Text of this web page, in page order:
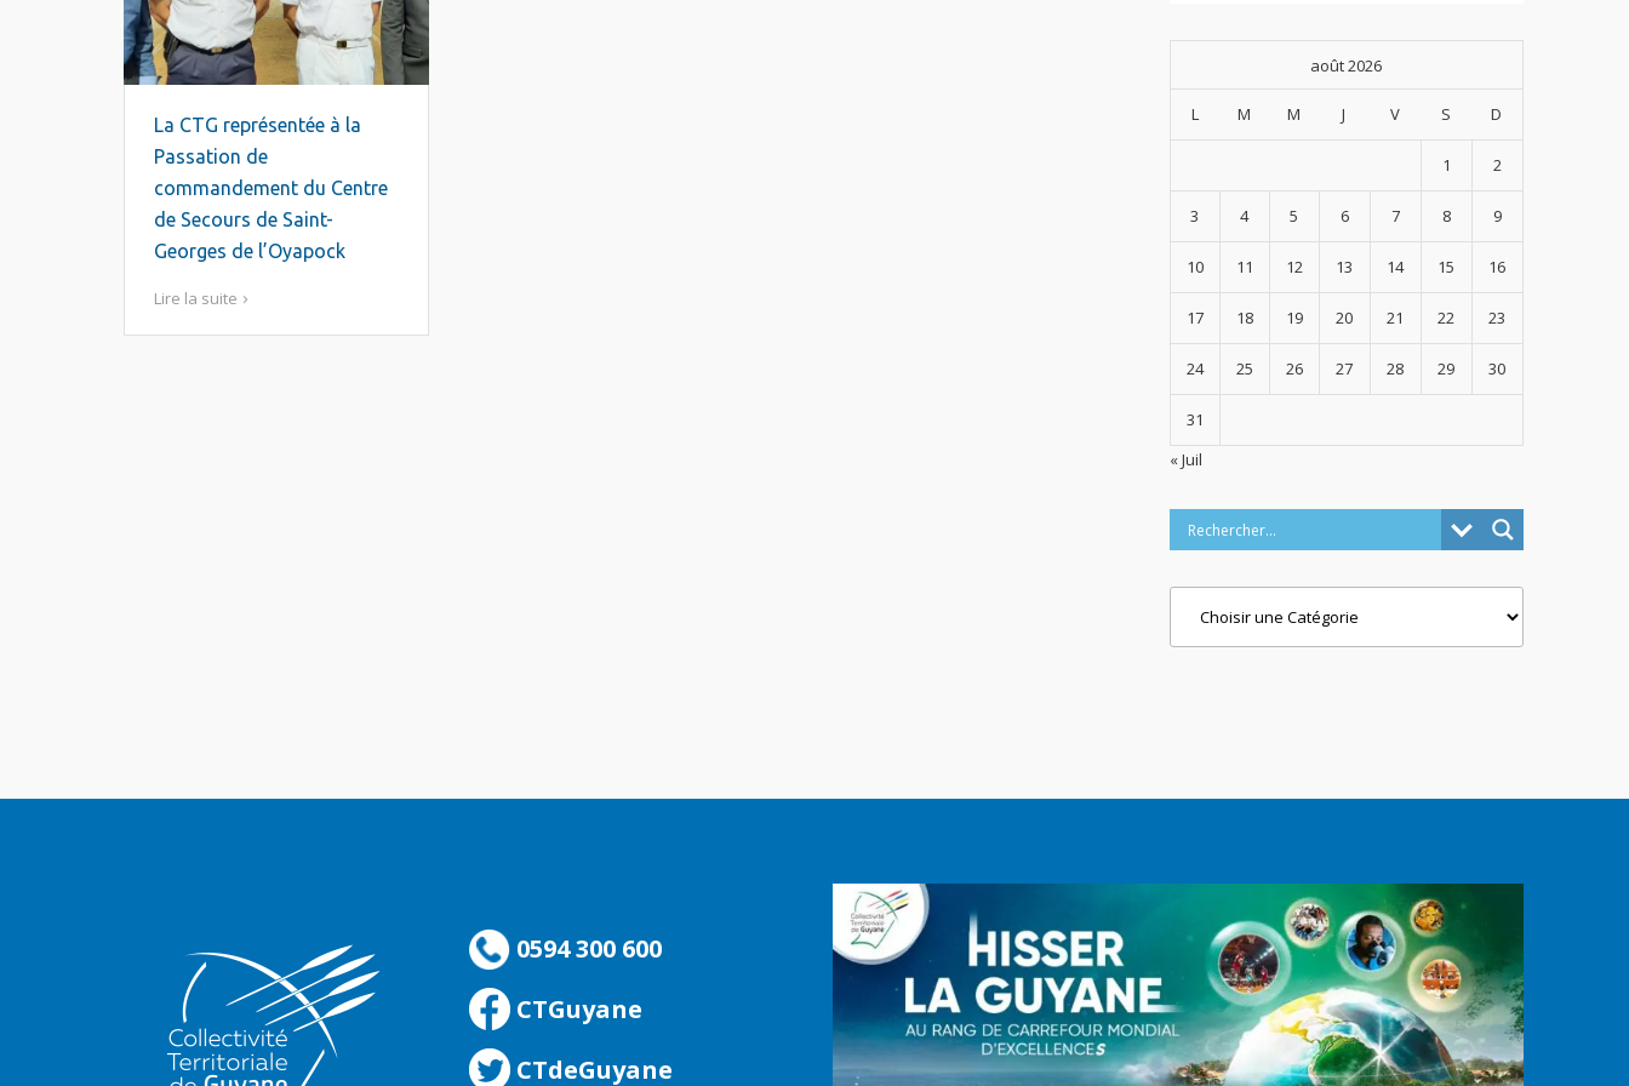
La CTG représentée à la
Passation de
commandement du Centre
de Secours de Saint-
Georges de l’Oyapock
Lire la suite
août 2026
L M M J V S D
1 2
3 4 5 6 7 8 9
10 11 12 13 14 15 16
17 18 19 20 21 22 23
24 25 26 27 28 29 30
31
« Juil
0594 300 600
CTGuyane
CTdeGuyane